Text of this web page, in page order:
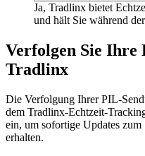
Ja, Tradlinx bietet
und hält Sie während
Verfolgen Sie Ihre
Tradlinx
Die Verfolgung Ihrer PIL-
dem Tradlinx-Echtzeit-
ein, um sofortige Updates
erhalten.